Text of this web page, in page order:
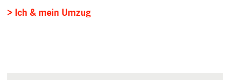
> Ich & mein Umzug